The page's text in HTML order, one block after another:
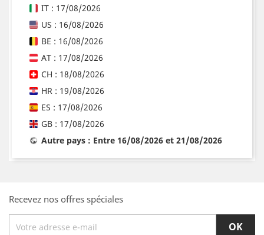
IT : 17/08/2026
US : 16/08/2026
BE : 16/08/2026
AT : 17/08/2026
CH : 18/08/2026
HR : 19/08/2026
ES : 17/08/2026
GB : 17/08/2026
Autre pays : Entre 16/08/2026 et 21/08/2026
Recevez nos offres spéciales